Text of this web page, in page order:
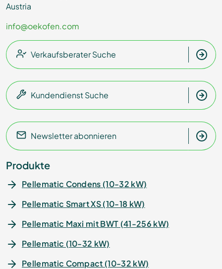
Austria
info@oekofen.com
Verkaufsberater Suche
Kundendienst Suche
Newsletter abonnieren
Produkte
Pellematic Condens (10-32 kW)
Pellematic Smart XS (10-18 kW)
Pellematic Maxi mit BWT (41-256 kW)
Pellematic (10-32 kW)
Pellematic Compact (10-32 kW)